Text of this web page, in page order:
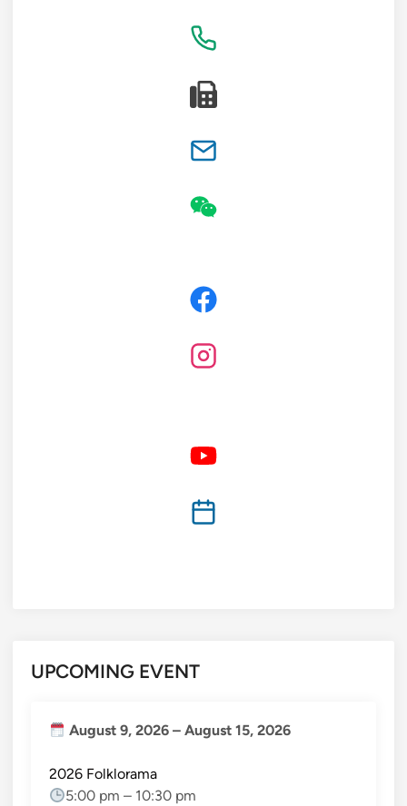
UPCOMING EVENT
August 9, 2026 – August 15, 2026
2026 Folklorama
5:00 pm – 10:30 pm